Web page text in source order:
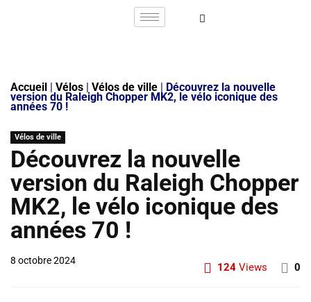
Accueil | Vélos | Vélos de ville | Découvrez la nouvelle
version du Raleigh Chopper MK2, le vélo iconique des
années 70 !
Vélos de ville
Découvrez la nouvelle
version du Raleigh Chopper
MK2, le vélo iconique des
années 70 !
8 octobre 2024
124 Views 0